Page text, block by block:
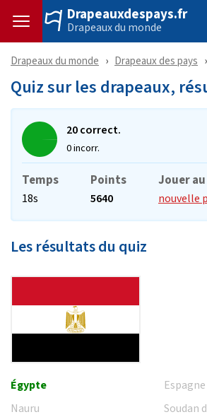
Drapeauxdespays.fr
Drapeaux du monde
Drapeaux du monde Drapeaux des pays
Quiz sur les drapeaux,
20 correct.
0 incorr.
Temps
18s
Points
5640
Jouer
nouvelle
Les résultats du quiz
Égypte
Nauru
Espagne
Soudan